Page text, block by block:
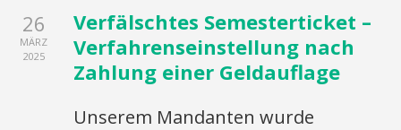
26
MÄRZ
2025
Verfälschtes Semesterticket –
Verfahrenseinstellung nach
Zahlung einer Geldauflage
Unserem Mandanten wurde